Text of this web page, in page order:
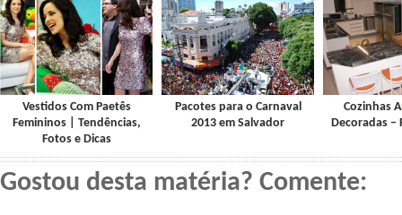
Vestidos Com Paetês
Femininos | Tendências,
Fotos e Dicas
Pacotes para o Carnaval
2013 em Salvador
Cozinhas
Decoradas –
Gostou desta matéria? Comente: